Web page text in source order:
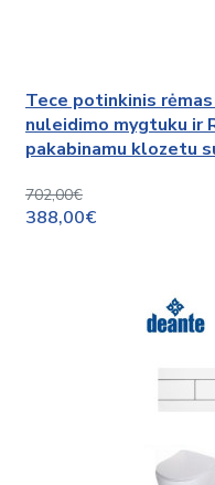
Tece potinkinis
nuleidimo mygtuku ir
pakabinamu klozetu
702,00€
388,00€